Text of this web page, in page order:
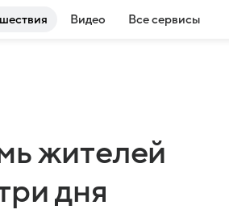
Видео Все сервисы
жителей
дня